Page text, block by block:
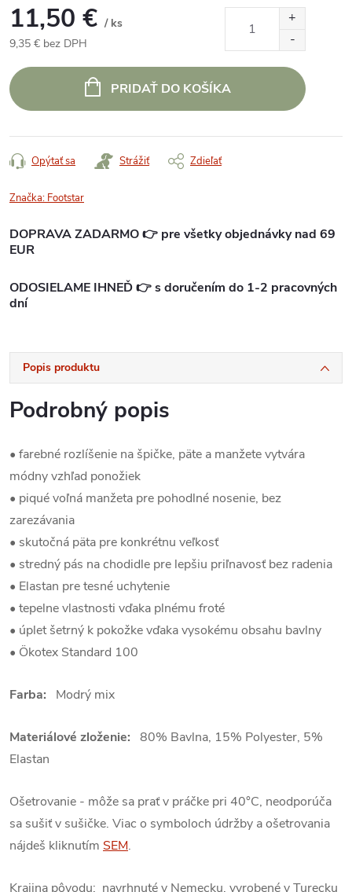
11,50 € / ks
9,35 € bez DPH
cena:
PRIDAŤ DO KOŠÍKA
Opýtať sa Strážiť Zdieľať
Značka: Footstar
DOPRAVA ZADARMO 👉 pre všetky objednávky nad 69
EUR
ODOSIELAME IHNEĎ 👉 s doručením do 1-2 pracovných
dní
Popis produktu
Podrobný popis
• farebné rozlíšenie na špičke, päte a manžete vytvára
módny vzhľad ponožiek
• piqué voľná manžeta pre pohodlné nosenie, bez
zarezávania
• skutočná päta pre konkrétnu veľkosť
• stredný pás na chodidle pre lepšiu priľnavosť bez radenia
• Elastan pre tesné uchytenie
• tepelne vlastnosti vďaka plnému froté
• úplet šetrný k pokožke vďaka vysokému obsahu bavlny
• Ökotex Standard 100
Farba: Modrý mix
Materiálové zloženie: 80% Bavlna, 15% Polyester, 5%
Elastan
Ošetrovanie - môže sa prať v práčke pri 40°C, neodporúča
sa sušiť v sušičke. Viac o symboloch údržby a ošetrovania
nájdeš kliknutím SEM.
Krajina pôvodu: navrhnuté v Nemecku, vyrobené v Turecku